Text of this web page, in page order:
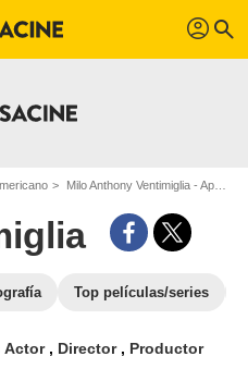
profil search
Milo Anthony Ventimiglia - Apodo : Milo Ventimiglia
Top películas/series
Actor , Director , Productor